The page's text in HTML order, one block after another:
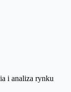
i analiza rynku